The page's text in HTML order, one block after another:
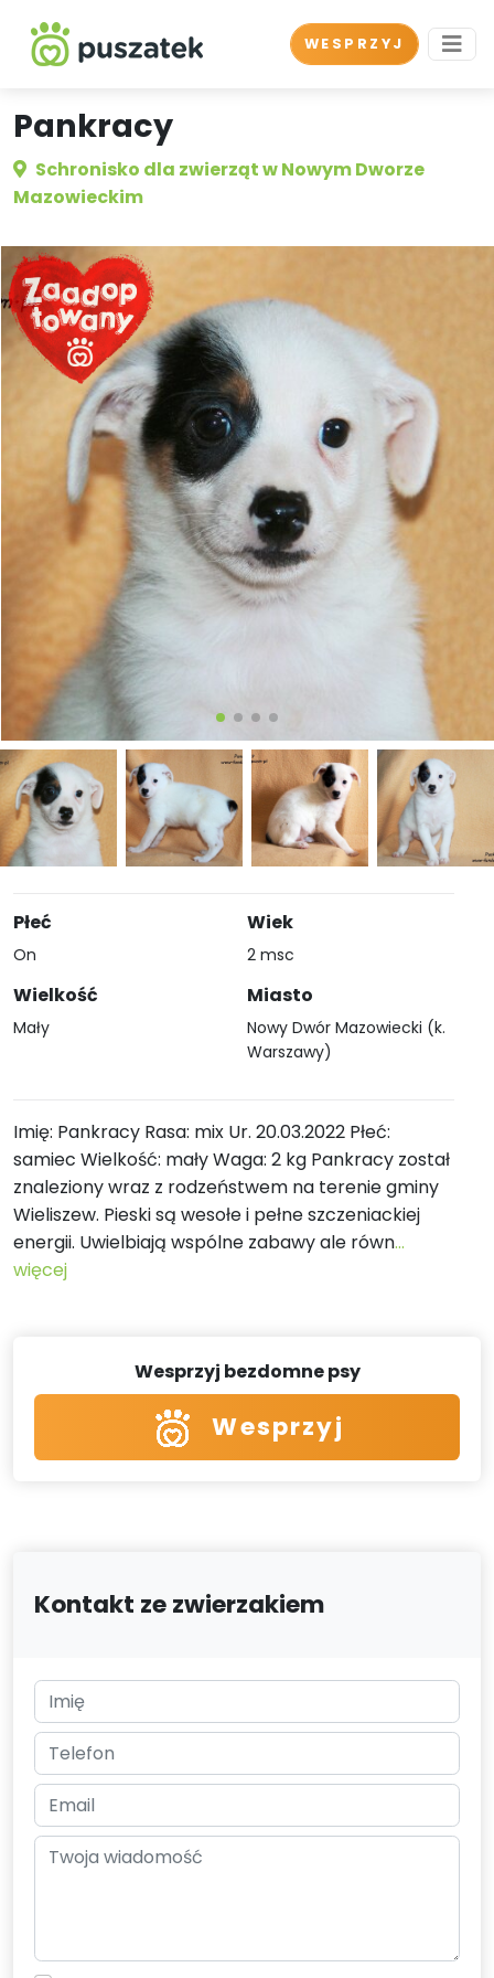
WESPRZYJ
Pankracy
Schronisko dla zwierząt w Nowym Dworze
Mazowieckim
Płeć
On
Wielkość
Mały
Wiek
2 msc
Miasto
Nowy Dwór Mazowiecki (k.
Warszawy)
Imię: Pankracy Rasa: mix Ur. 20.03.2022 Płeć:
samiec Wielkość: mały Waga: 2 kg Pankracy został
znaleziony wraz z rodzeństwem na terenie gminy
Wieliszew. Pieski są wesołe i pełne szczeniackiej
energii. Uwielbiają wspólne zabawy ale równ...
więcej
Wesprzyj bezdomne psy
Wesprzyj
Kontakt ze zwierzakiem